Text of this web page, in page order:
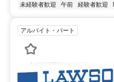
未経験者歓迎
午前 経験者歓迎
アルバイト・パート